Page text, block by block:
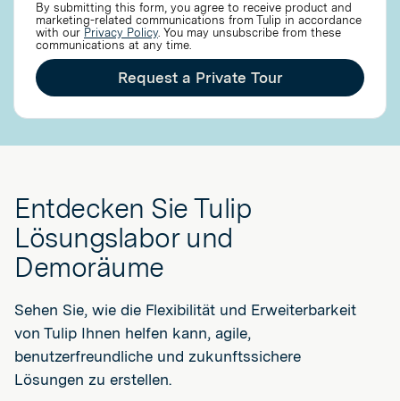
By submitting this form, you agree to receive product and
marketing-related communications from Tulip in accordance
with our Privacy Policy. You may unsubscribe from these
communications at any time.
Request a Private Tour
Entdecken Sie Tulip
Lösungslabor und
Demoräume
Sehen Sie, wie die Flexibilität und Erweiterbarkeit
von Tulip Ihnen helfen kann, agile,
benutzerfreundliche und zukunftssichere
Lösungen zu erstellen.